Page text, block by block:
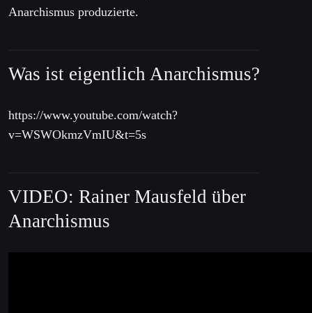
Anarchismus produzierte.
Was ist eigentlich Anarchismus?
https://www.youtube.com/watch?
v=WSWOkmzVmIU&t=5s
VIDEO: Rainer Mausfeld über
Anarchismus